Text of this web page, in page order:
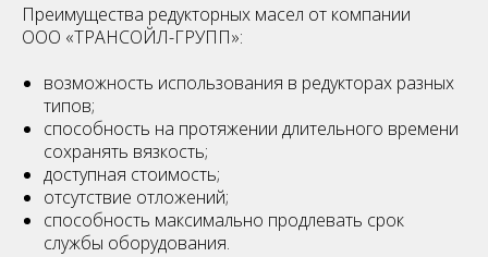
Преимущества редукторных масел от компании
ООО « ТРАНСОЙЛ-ГРУПП»:
возможность использования в редукторах разных
типов;
способность на протяжении длительного времени
сохранять вязкость;
доступная стоимость;
отсутствие отложений;
способность максимально продлевать срок
службы оборудования.